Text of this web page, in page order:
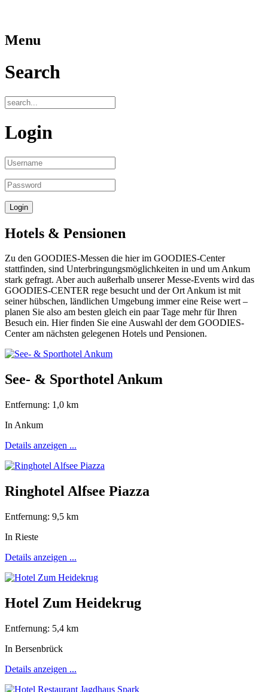
Menu
Search
Login
Hotels & Pensionen
Zu den GOODIES-Messen die hier im GOODIES-Center
stattfinden, sind Unterbringungsmöglichkeiten in und um Ankum
stark gefragt. Aber auch außerhalb unserer Messe-Events wird das
GOODIES-CENTER rege besucht und der Ort Ankum ist mit
seiner hübschen, ländlichen Umgebung immer eine Reise wert –
planen Sie also am besten gleich ein paar Tage mehr für Ihren
Besuch ein. Hier finden Sie eine Auswahl der dem GOODIES-
Center am nächsten gelegenen Hotels und Pensionen.
See- & Sporthotel Ankum
Entfernung: 1,0 km
In Ankum
Details anzeigen ...
Ringhotel Alfsee Piazza
Entfernung: 9,5 km
In Rieste
Details anzeigen ...
Hotel Zum Heidekrug
Entfernung: 5,4 km
In Bersenbrück
Details anzeigen ...